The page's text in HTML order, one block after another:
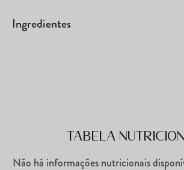
Ingredientes
Tabela
Não há informações nutricionais